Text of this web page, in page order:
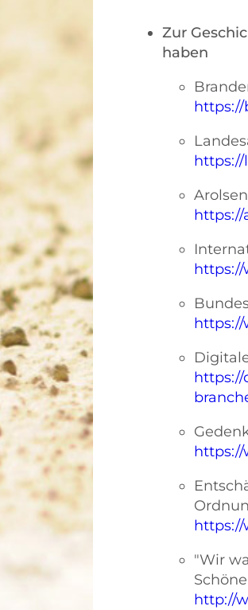
Zur
haben
https://
https://
https://
https://
https://
https://
"Wir
http://